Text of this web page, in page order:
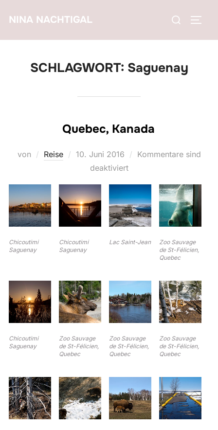
InhaltNINA NACHTIGAL
Suchen
SCHLAGWORT: Saguenay
Quebec, Kanada
von Reise
Veröffentlicht
10. Juni 2016
Kommentare sind
deaktiviert
Chicoutimi
Saguenay
Chicoutimi
Saguenay
Lac Saint-Jean
Zoo Sauvage
de St-Félicien,
Quebec
Chicoutimi
Saguenay
Zoo Sauvage
de St-Félicien,
Quebec
Zoo Sauvage
de St-Félicien,
Quebec
Zoo Sauvage
de St-Félicien,
Quebec